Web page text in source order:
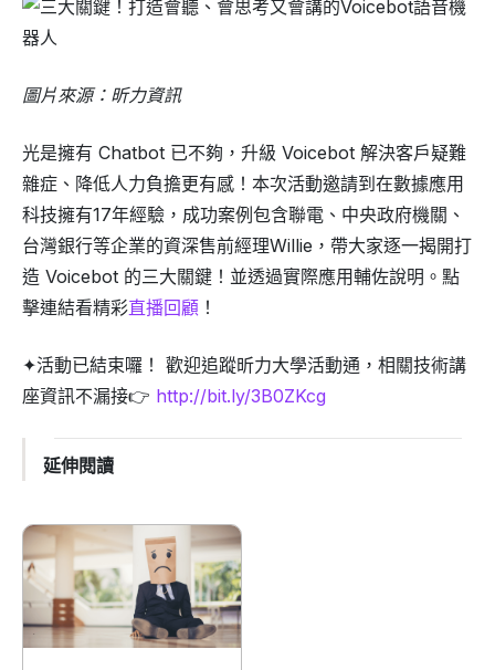
圖片來源：昕力資訊
光是擁有 Chatbot 已不夠，升級 Voicebot 解決客戶疑難
雜症、降低人力負擔更有感！本次活動邀請到在數據應用
科技擁有17年經驗，成功案例包含聯電、中央政府機關、
台灣銀行等企業的資深售前經理Willie，帶大家逐一揭開打
造 Voicebot 的三大關鍵！並透過實際應用輔佐說明。點
擊連結看精彩直播回顧 ！
✦活動已結束囉！ 歡迎追蹤昕力大學活動通，相關技術講
座資訊不漏接👉 http://bit.ly/3B0ZKcg
延伸閱讀